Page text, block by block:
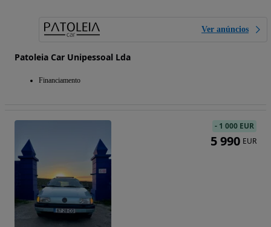
Ver anúncios
Patoleia Car Unipessoal Lda
Financiamento
- 1 000 EUR
5 990 EUR